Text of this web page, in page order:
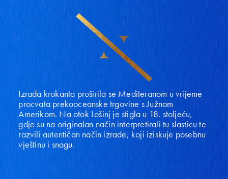
Izrada krokanta proširila se Mediteranom u vrijeme
procvata prekooceanske trgovine s Južnom
Amerikom. Na otok Lošinj je stigla u 18. stoljeću,
gdje su na originalan način interpretirali tu slasticu te
razvili autentičan način izrade, koji iziskuje posebnu
vještinu i snagu.